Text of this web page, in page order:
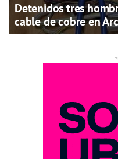
Detenidos tres
cable de cobre en